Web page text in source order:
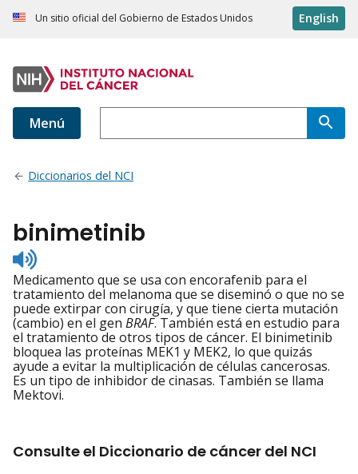
Un sitio oficial del Gobierno de Estados Unidos English
Menú
Diccionarios del NCI
binimetinib
Listen
to
pronunciation
Medicamento que se usa con encorafenib para el
tratamiento del melanoma que se diseminó o que no se
puede extirpar con cirugía, y que tiene cierta mutación
(cambio) en el gen BRAF. También está en estudio para
el tratamiento de otros tipos de cáncer. El binimetinib
bloquea las proteínas MEK1 y MEK2, lo que quizás
ayude a evitar la multiplicación de células cancerosas.
Es un tipo de inhibidor de cinasas. También se llama
Mektovi.
Consulte el Diccionario de cáncer del NCI